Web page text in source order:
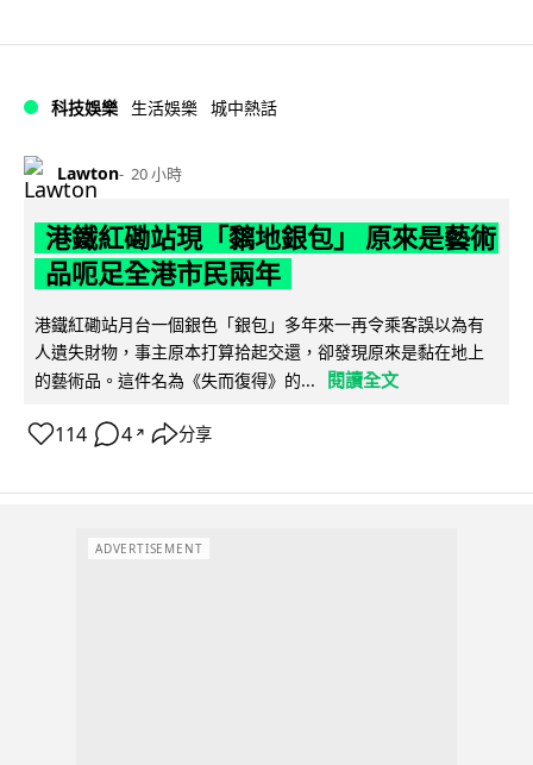
科技娛樂 生活娛樂 城中熱話
Lawton 20 小時
港鐵紅磡站現「黐地銀包」 原來是藝術
品呃足全港市民兩年
港鐵紅磡站月台一個銀色「銀包」多年來一再令乘客誤以為有
人遺失財物，事主原本打算拾起交還，卻發現原來是黏在地上
的藝術品。這件名為《失而復得》的...
閱讀全文
114 4 ↗ 分享
ADVERTISEMENT